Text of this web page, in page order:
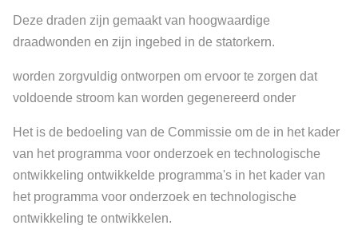
Deze draden zijn gemaakt van hoogwaardige
draadwonden en zijn ingebed in de statorkern.
worden zorgvuldig ontworpen om ervoor te zorgen dat
voldoende stroom kan worden gegenereerd onder
Het is de bedoeling van de Commissie om de in het kader
van het programma voor onderzoek en technologische
ontwikkeling ontwikkelde programma's in het kader van
het programma voor onderzoek en technologische
ontwikkeling te ontwikkelen.